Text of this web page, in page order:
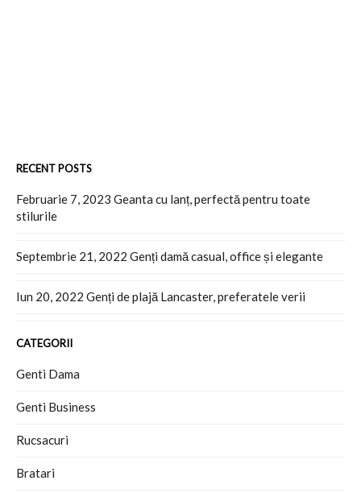
RECENT POSTS
Februarie 7, 2023 Geanta cu lanț, perfectă pentru toate
stilurile
Septembrie 21, 2022 Genți damă casual, office și elegante
Iun 20, 2022 Genți de plajă Lancaster, preferatele verii
CATEGORII
Genti Dama
Genti Business
Rucsacuri
Bratari